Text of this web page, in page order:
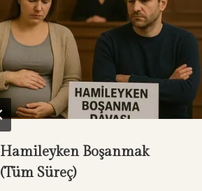
Hamileyken Boşanmak
(Tüm Süreç)